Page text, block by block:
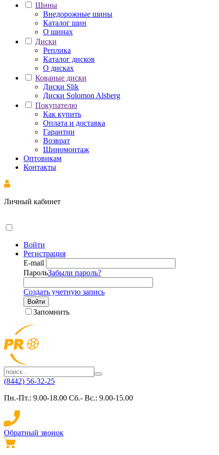
Шины
Внедорожные шины
Каталог шин
О шинах
Диски
Реплика
Каталог дисков
О дисках
Кованые диски
Диски Slik
Диски Solomon Alsberg
Покупателю
Как купить
Оплата и доставка
Гарантии
Возврат
Шиномонтаж
Оптовикам
Контакты
Личный кабинет
Войти
Регистрация
E-mail
ПарольЗабыли пароль?
Создать учетную запись
Войти
Запомнить
(8442) 56-32-25
Пн.-Пт.: 9.00-18.00 Сб.- Вс.: 9.00-15.00
Обратный звонок